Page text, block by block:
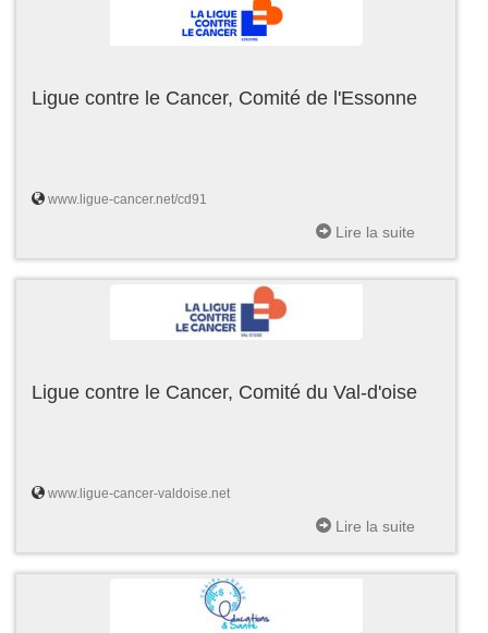
Ligue contre le Cancer, Comité de l'Essonne
www.ligue-cancer.net/cd91
Lire la suite
Ligue contre le Cancer, Comité du Val-d'oise
www.ligue-cancer-valdoise.net
Lire la suite